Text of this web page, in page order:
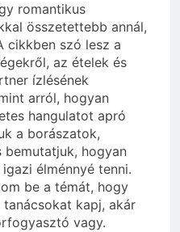
romantikus
összetettebb annál,
cikkben szó lesz a
az ételek és
ízlésének
arról, hogyan
hangulatot apró
a borászatok,
hogyan
élménnyé tenni.
be a témát, hogy
kapj, akár
vagy.